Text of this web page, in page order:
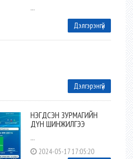
...
Дэлгэрэнгүй
Дэлгэрэнгүй
НЭГДСЭН ЗУРМАГИЙН
ДҮН ШИНЖИЛГЭЭ
...
2024-05-17 17:05:20